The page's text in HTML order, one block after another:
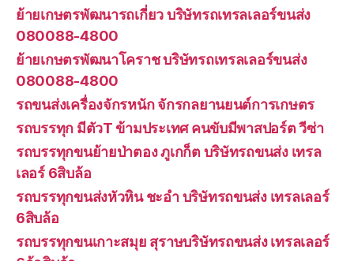
ย้ายเกษตรพัฒนารถเกี่ยว บริษัทรถเทรลเลอร์ขนส่ง
080088-4800
ย้ายเกษตรพัฒนาโคราช บริษัทรถเทรลเลอร์ขนส่ง
080088-4800
รถขนส่งเครื่องจักรหนัก จักรกลยานยนต์การเกษตร
รถบรรทุก มีตัวT ข้ามประเทศ คนขับมีพาสปอร์ต วีซ่า
รถบรรทุกขนย้ายป่าตอง ภูเกก็ต บริษัทรถขนส่ง เทรล
เลอร์ 6สิบล้อ
รถบรรทุกขนส่งหัวหิน ชะอำ บริษัทรถขนส่ง เทรลเลอร์
6สิบล้อ
รถบรรทุกขนเกาะสมุย สุราษบริษัทรถขนส่ง เทรลเลอร์